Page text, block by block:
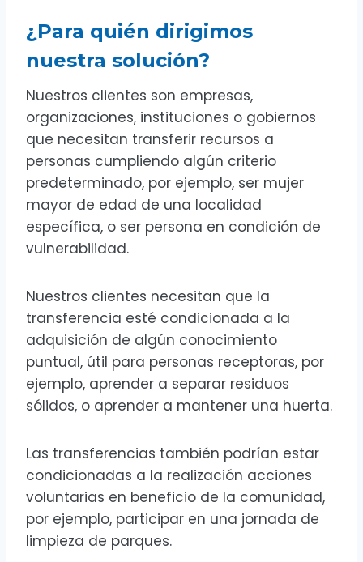
¿Para quién dirigimos
nuestra solución?
Nuestros clientes son empresas,
organizaciones, instituciones o gobiernos
que necesitan transferir recursos a
personas cumpliendo algún criterio
predeterminado, por ejemplo, ser mujer
mayor de edad de una localidad
específica, o ser persona en condición de
vulnerabilidad.
Nuestros clientes necesitan que la
transferencia esté condicionada a la
adquisición de algún conocimiento
puntual, útil para personas receptoras, por
ejemplo, aprender a separar residuos
sólidos, o aprender a mantener una huerta.
Las transferencias también podrían estar
condicionadas a la realización acciones
voluntarias en beneficio de la comunidad,
por ejemplo, participar en una jornada de
limpieza de parques.